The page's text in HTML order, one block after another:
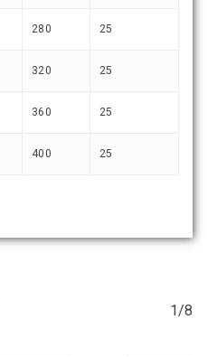
280 25
320 25
360 25
400 25
1/8